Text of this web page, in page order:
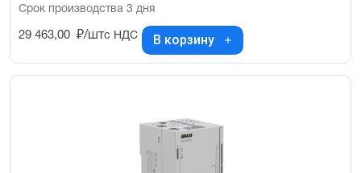
Срок производства 3 дня
29 463,00 ₽/штс НДС В корзину